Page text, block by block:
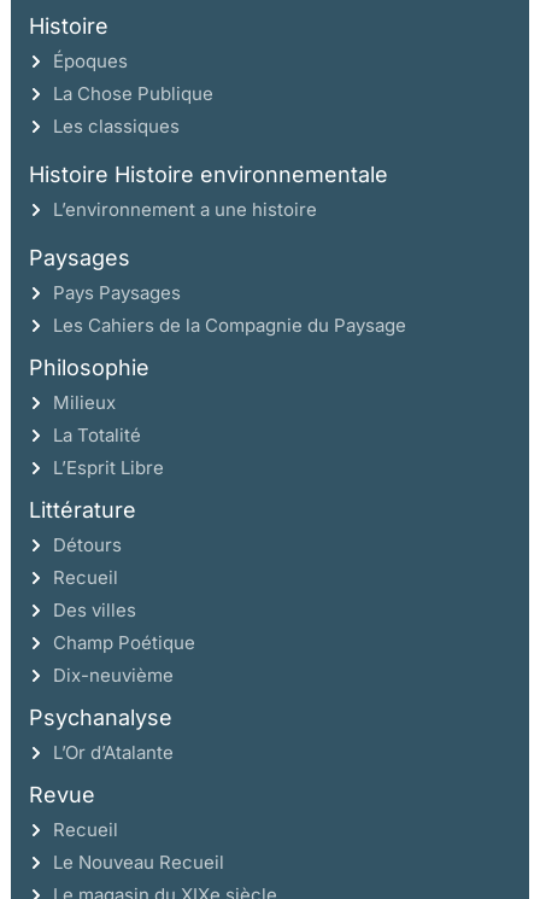
Histoire
Époques
La Chose Publique
Les classiques
Histoire Histoire environnementale
L’environnement a une histoire
Paysages
Pays Paysages
Les Cahiers de la Compagnie du Paysage
Philosophie
Milieux
La Totalité
L’Esprit Libre
Littérature
Détours
Recueil
Des villes
Champ Poétique
Dix-neuvième
Psychanalyse
L’Or d’Atalante
Revue
Recueil
Le Nouveau Recueil